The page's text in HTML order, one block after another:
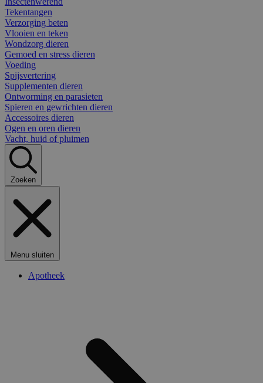
Tekentangen
Verzorging beten
Vlooien en teken
Wondzorg dieren
Gemoed en stress dieren
Voeding
Spijsvertering
Supplementen dieren
Ontworming en parasieten
Spieren en gewrichten dieren
Accessoires dieren
Ogen en oren dieren
Vacht, huid of pluimen
Zoeken
Menu sluiten
Apotheek